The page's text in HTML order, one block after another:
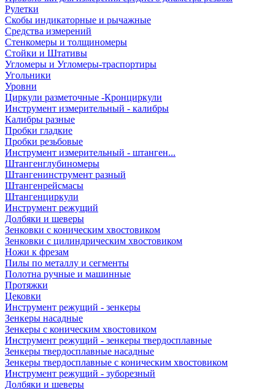
Рулетки
Скобы индикаторные и рычажные
Средства измерений
Стенкомеры и толщиномеры
Стойки и Штативы
Угломеры и Угломеры-траспортиры
Угольники
Уровни
Циркули разметочные -Кронциркули
Инструмент измерительный - калибры
Калибры разные
Пробки гладкие
Пробки резьбовые
Инструмент измерительный - штанген...
Штангенглубиномеры
Штангенинструмент разный
Штангенрейсмасы
Штангенциркули
Инструмент режущий
Долбяки и шеверы
Зенковки с коническим хвостовиком
Зенковки с цилиндрическим хвостовиком
Ножи к фрезам
Пилы по металлу и сегменты
Полотна ручные и машинные
Протяжки
Цековки
Инструмент режущий - зенкеры
Зенкеры насадные
Зенкеры с коническим хвостовиком
Инструмент режущий - зенкеры твердосплавные
Зенкеры твердосплавные насадные
Зенкеры твердосплавные с коническим хвостовиком
Инструмент режущий - зуборезный
Долбяки и шеверы